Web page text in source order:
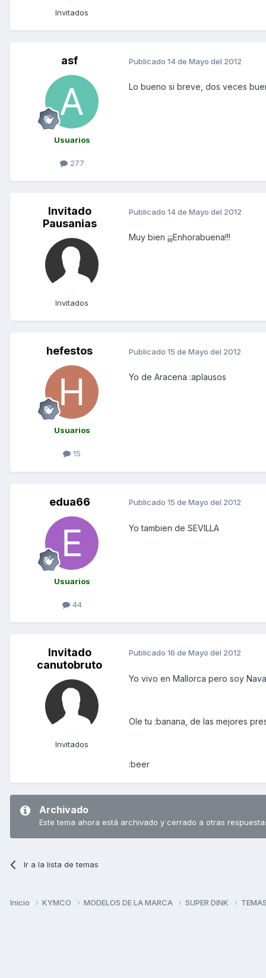
Invitados
asf
Usuarios
277
Publicado 14 de Mayo del 2012
Lo bueno si breve, dos veces
Invitado
Pausanias
Invitados
Publicado 14 de Mayo del 2012
Muy bien ¡¡¡Enhorabuena!!!
hefestos
Usuarios
15
Publicado 15 de Mayo del 2012
Yo de Aracena :aplausos
edua66
Usuarios
44
Publicado 15 de Mayo del 2012
Yo tambien de SEVILLA
Invitado
canutobruto
Invitados
Publicado 16 de Mayo del 2012
Yo vivo en Mallorca pero soy
Ole tu :banana, de las mejores
:beer
Archivado
Este tema ahora está archivado y cerrado a otras
Ir a la lista de temas
Inicio KYMCO MODELOS DE LA MARCA SUPER DINK